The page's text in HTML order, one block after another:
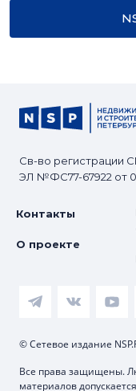
Св-во регистрации
ЭЛ №ФС77-67922 от
Контакты
О проекте
© Сетевое издание
Все права защищены.
материалов